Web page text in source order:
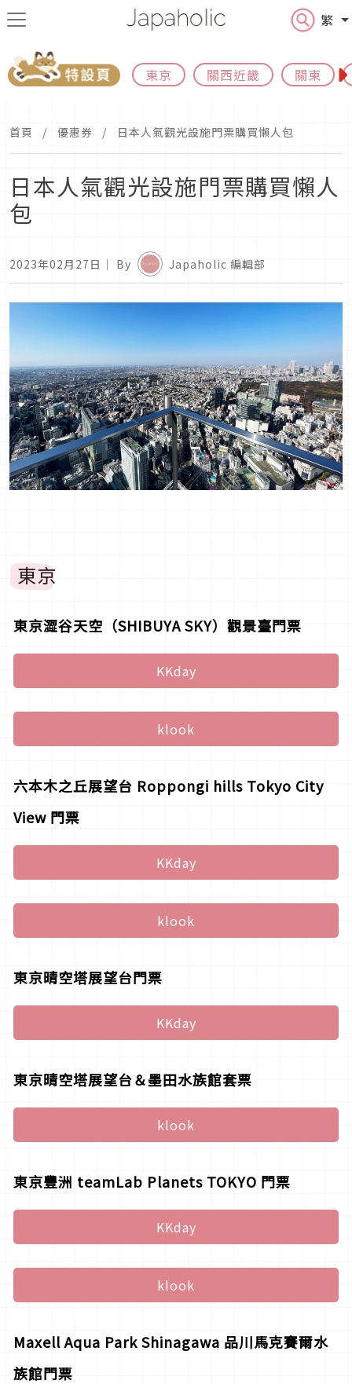
繁
東京 關西近畿 關東
首頁 優惠券 日本人氣觀光設施門票購買懶人包
日本人氣觀光設施門票購買懶人
包
2023年02月27日 ｜ By Japaholic 編輯部
東京
東京澀谷天空（SHIBUYA SKY）觀景臺門票
KKday
klook
六本木之丘展望台 Roppongi hills Tokyo City
View 門票
KKday
klook
東京晴空塔展望台門票
KKday
東京晴空塔展望台＆墨田水族館套票
klook
東京豐洲 teamLab Planets TOKYO 門票
KKday
klook
Maxell Aqua Park Shinagawa 品川馬克賽爾水
族館門票